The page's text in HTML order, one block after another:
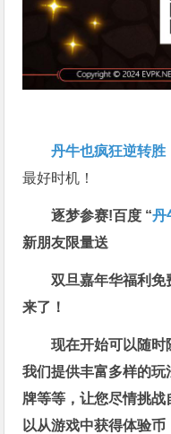
丹牛也疯狂逆转胜
最好时机！
逐梦参赛!百度 “丹
新朋友限量送
双旦嘉年华福利免
来了！
现在开始可以随时
我们提供丰富多样的
牌等等，让您尽情挑
以从游戏中获得体验